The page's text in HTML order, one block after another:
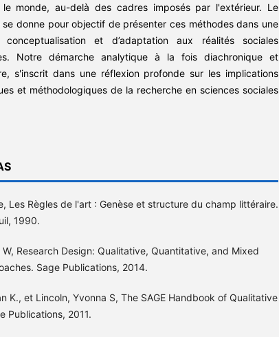
le monde, au-delà des cadres imposés par l'extérieur. Le
donne pour objectif de présenter ces méthodes dans une
et d’adaptation aux réalités sociales
Notre démarche analytique à la fois diachronique et
s'inscrit dans une réflexion profonde sur les implications
et méthodologiques de la recherche en sciences sociales
Les Règles de l'art : Genèse et structure du champ littéraire.
1990.
W, Research Design: Qualitative, Quantitative, and Mixed
Sage Publications, 2014.
K., et Lincoln, Yvonna S, The SAGE Handbook of Qualitative
Publications, 2011.